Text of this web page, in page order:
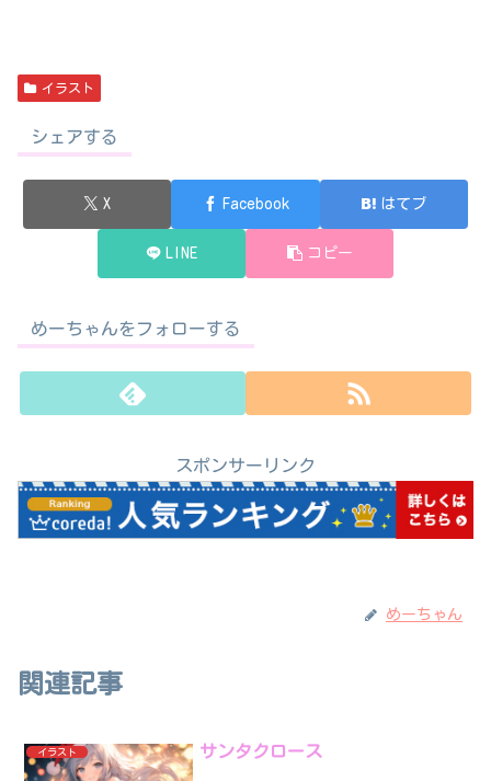
イラスト
シェアする
X Facebook はてブ
LINE コピー
めーちゃんをフォローする
スポンサーリンク
めーちゃん
関連記事
イラスト サンタクロース